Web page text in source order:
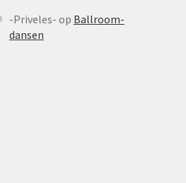
-Priveles- op Ballroom-
dansen